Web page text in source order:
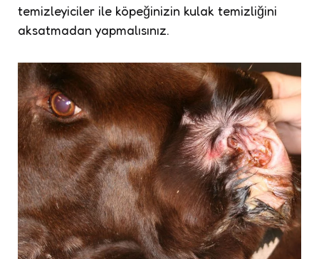
temizleyiciler ile köpeğinizin kulak temizliğini
aksatmadan yapmalısınız.